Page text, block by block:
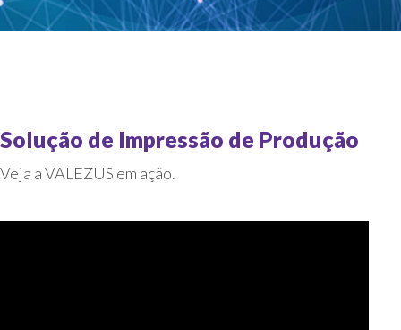
Solução de Impressão de Produção
Veja a VALEZUS em ação.